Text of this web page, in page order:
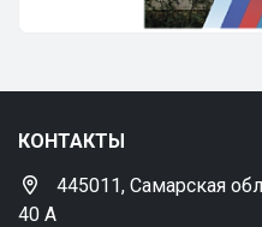
КОНТАКТЫ
445011, Самарская
40 А